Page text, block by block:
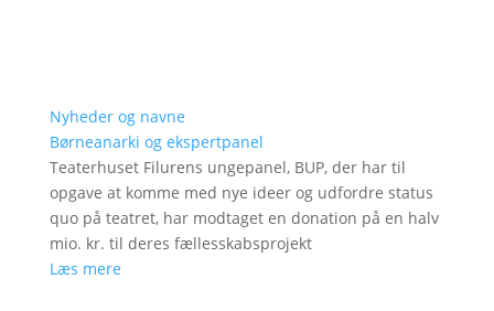
Nyheder og navne
Børneanarki og ekspertpanel
Teaterhuset Filurens ungepanel, BUP, der har til
opgave at komme med nye ideer og udfordre status
quo på teatret, har modtaget en donation på en halv
mio. kr. til deres fællesskabsprojekt
Læs mere